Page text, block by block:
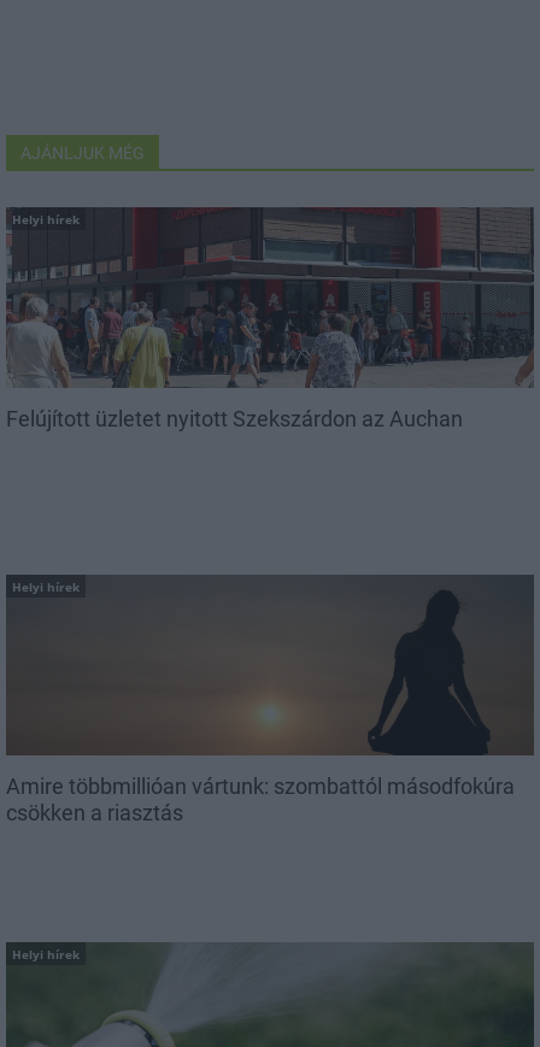
AJÁNLJUK MÉG
Helyi hírek
Felújított üzletet nyitott Szekszárdon az Auchan
Helyi hírek
Amire többmillióan vártunk: szombattól másodfokúra
csökken a riasztás
Helyi hírek